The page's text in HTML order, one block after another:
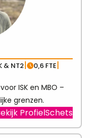
& NT2| 0,6 FTE|
ISK en MBO –
grenzen.
ProfielSchetsVisit
link